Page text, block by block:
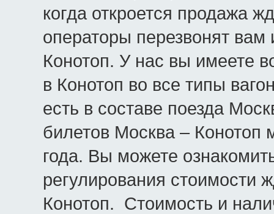
когда откроется продажа
операторы перезвонят
Конотоп. У нас вы имеете
в Конотоп во все типы
есть в составе поезда
билетов Москва – Конотоп
года. Вы можете
регулирования стоимости
Конотоп. Стоимость и